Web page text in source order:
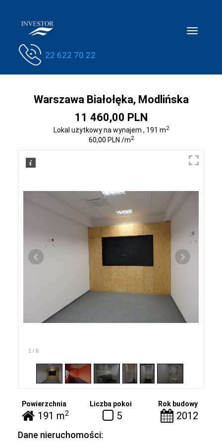
Toggle
22 622 70 22
Warszawa Białołęka, Modlińska
11 460,00 PLN
Lokal użytkowy na wynajem , 191 m2
60,00 PLN /m2
1 / 6
Powierzchnia
191 m2
Liczba pokoi
5
Rok budowy
2012
Dane nieruchomości: